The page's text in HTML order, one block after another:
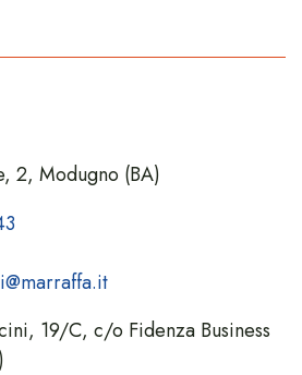
2, Modugno (BA)
19/C, c/o Fidenza Business